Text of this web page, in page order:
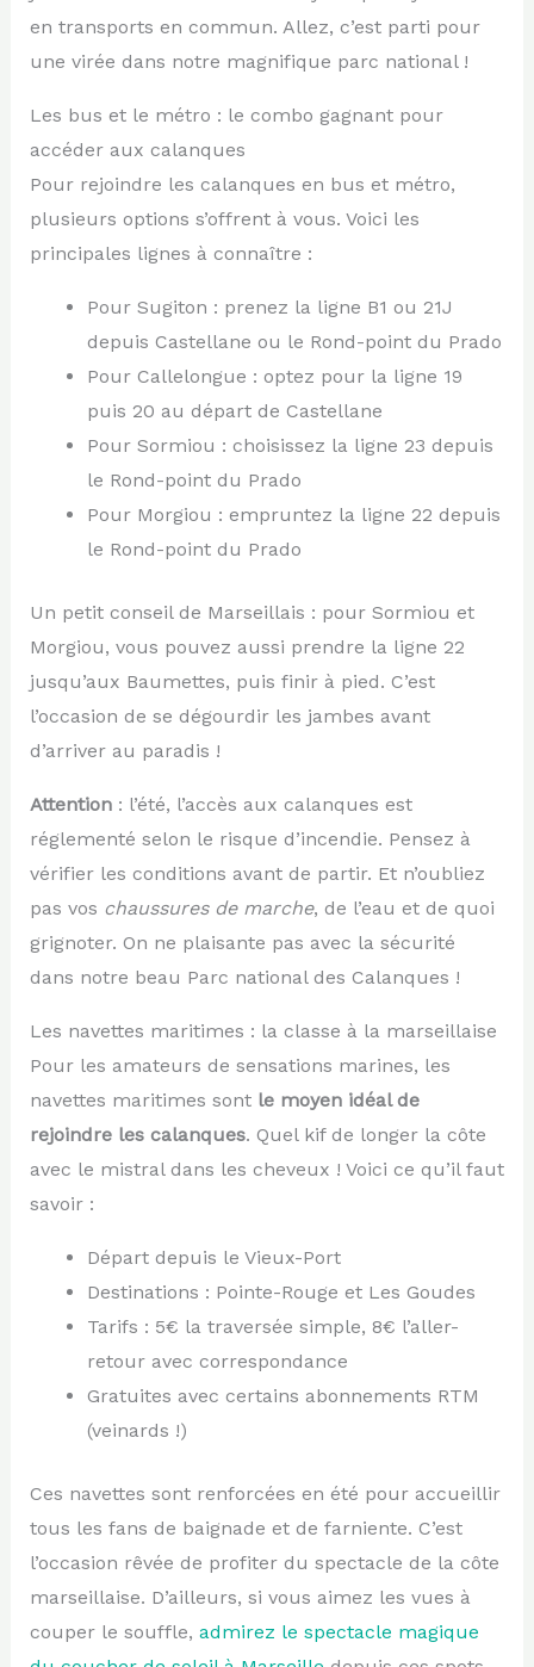
en transports en commun. Allez, c’est parti pour
une virée dans notre magnifique parc national !
Les bus et le métro : le combo gagnant pour
accéder aux calanques
Pour rejoindre les calanques en bus et métro,
plusieurs options s’offrent à vous. Voici les
principales lignes à connaître :
Pour Sugiton : prenez la ligne B1 ou 21J
depuis Castellane ou le Rond-point du Prado
Pour Callelongue : optez pour la ligne 19
puis 20 au départ de Castellane
Pour Sormiou : choisissez la ligne 23 depuis
le Rond-point du Prado
Pour Morgiou : empruntez la ligne 22 depuis
le Rond-point du Prado
Un petit conseil de Marseillais : pour Sormiou et
Morgiou, vous pouvez aussi prendre la ligne 22
jusqu’aux Baumettes, puis finir à pied. C’est
l’occasion de se dégourdir les jambes avant
d’arriver au paradis !
Attention: l’été, l’accès aux calanques est
réglementé selon le risque d’incendie. Pensez à
vérifier les conditions avant de partir. Et n’oubliez
pas vos chaussures de marche, de l’eau et de quoi
grignoter. On ne plaisante pas avec la sécurité
dans notre beau Parc national des Calanques !
Les navettes maritimes : la classe à la marseillaise
Pour les amateurs de sensations marines, les
navettes maritimes sont le moyen idéal de
rejoindre les calanques. Quel kif de longer la côte
avec le mistral dans les cheveux ! Voici ce qu’il faut
savoir :
Départ depuis le Vieux-Port
Destinations : Pointe-Rouge et Les Goudes
Tarifs : 5€ la traversée simple, 8€ l’aller-
retour avec correspondance
Gratuites avec certains abonnements RTM
(veinards !)
Ces navettes sont renforcées en été pour accueillir
tous les fans de baignade et de farniente. C’est
l’occasion rêvée de profiter du spectacle de la côte
marseillaise. D’ailleurs, si vous aimez les vues à
couper le souffle, admirez le spectacle magique